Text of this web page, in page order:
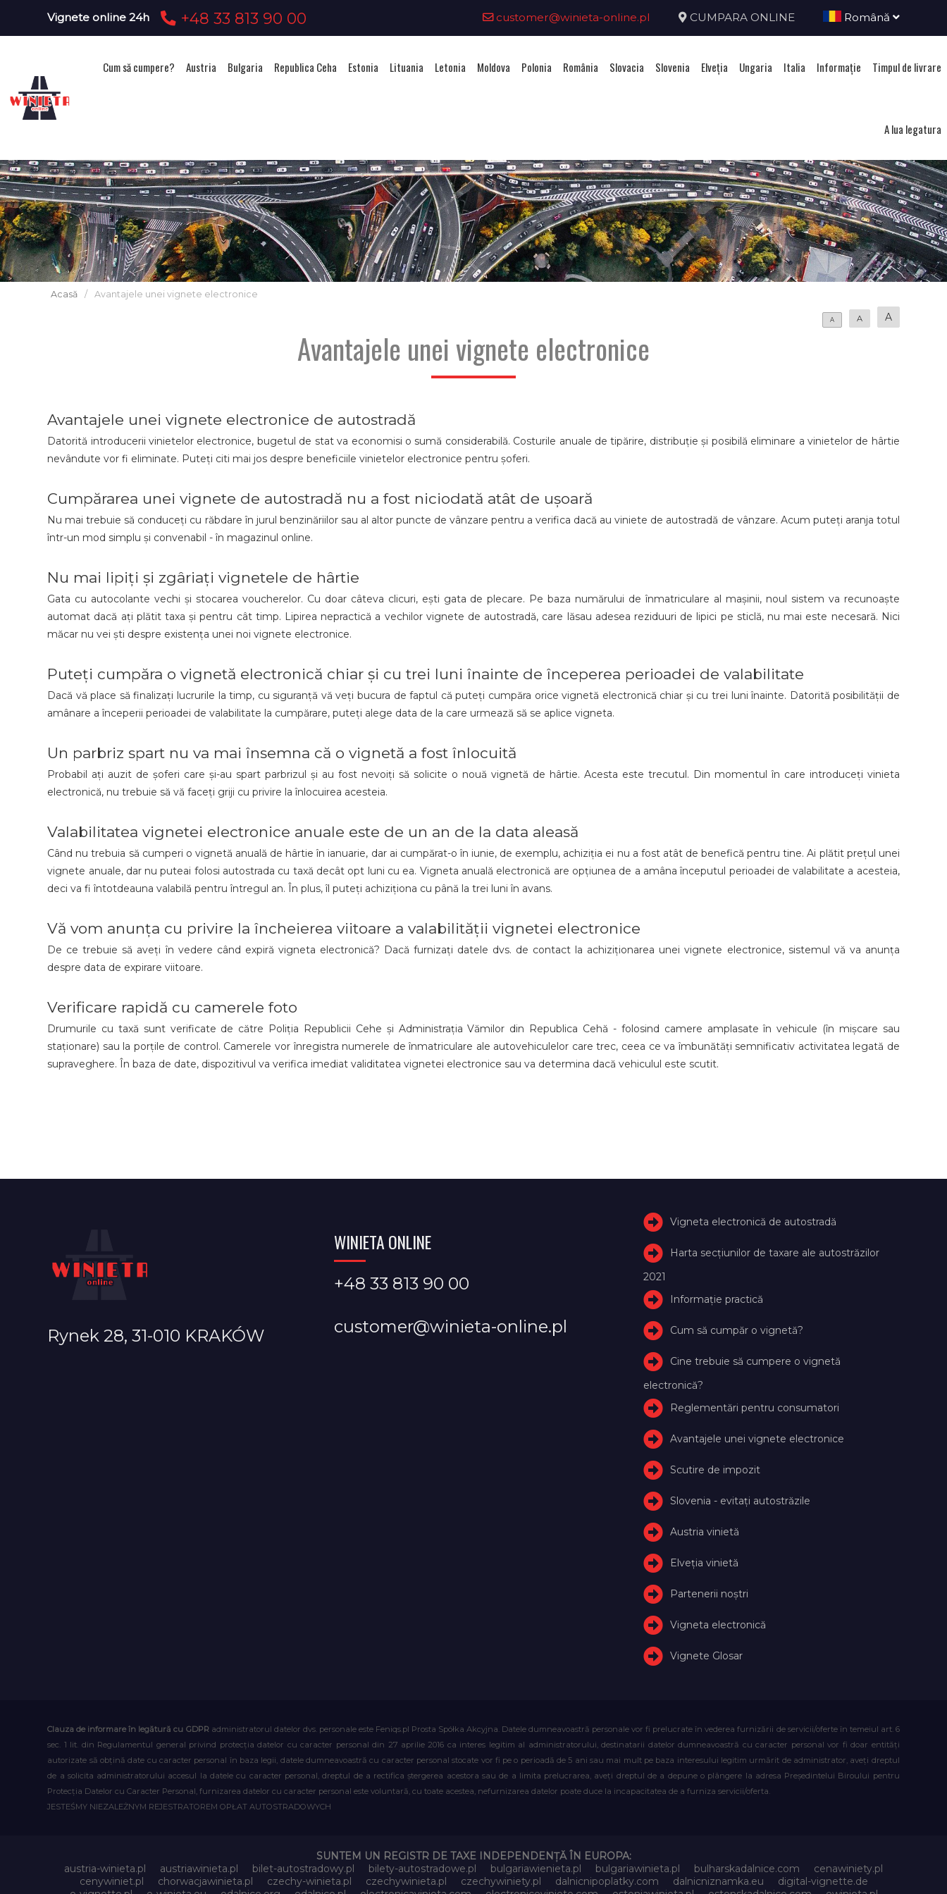
Vignete online 24h +48 33 813 90 00 customer@winieta-online.pl CUMPARA ONLINE Română
Cum să cumpere? Austria Bulgaria Republica Ceha Estonia Lituania Letonia Moldova Polonia România Slovacia Slovenia Elveţia Ungaria Italia Informație Timpul de livrare
A lua legatura
Acasă / Avantajele unei vignete electronice
A A A
Avantajele unei vignete electronice
Avantajele unei vignete electronice de autostradă
Datorită introducerii vinietelor electronice, bugetul de stat va economisi o sumă considerabilă. Costurile anuale de tipărire, distribuție și posibilă eliminare a vinietelor de hârtie
nevândute vor fi eliminate. Puteți citi mai jos despre beneficiile vinietelor electronice pentru șoferi.
Cumpărarea unei vignete de autostradă nu a fost niciodată atât de ușoară
Nu mai trebuie să conduceți cu răbdare în jurul benzinăriilor sau al altor puncte de vânzare pentru a verifica dacă au viniete de autostradă de vânzare. Acum puteți aranja totul
într-un mod simplu și convenabil - în magazinul online.
Nu mai lipiți și zgâriați vignetele de hârtie
Gata cu autocolante vechi și stocarea voucherelor. Cu doar câteva clicuri, ești gata de plecare. Pe baza numărului de înmatriculare al mașinii, noul sistem va recunoaște
automat dacă ați plătit taxa și pentru cât timp. Lipirea nepractică a vechilor vignete de autostradă, care lăsau adesea reziduuri de lipici pe sticlă, nu mai este necesară. Nici
măcar nu vei ști despre existența unei noi vignete electronice.
Puteți cumpăra o vignetă electronică chiar și cu trei luni înainte de începerea perioadei de valabilitate
Dacă vă place să finalizați lucrurile la timp, cu siguranță vă veți bucura de faptul că puteți cumpăra orice vignetă electronică chiar și cu trei luni înainte. Datorită posibilității de
amânare a începerii perioadei de valabilitate la cumpărare, puteți alege data de la care urmează să se aplice vigneta.
Un parbriz spart nu va mai însemna că o vignetă a fost înlocuită
Probabil ați auzit de șoferi care și-au spart parbrizul și au fost nevoiți să solicite o nouă vignetă de hârtie. Acesta este trecutul. Din momentul în care introduceți vinieta
electronică, nu trebuie să vă faceți griji cu privire la înlocuirea acesteia.
Valabilitatea vignetei electronice anuale este de un an de la data aleasă
Când nu trebuia să cumperi o vignetă anuală de hârtie în ianuarie, dar ai cumpărat-o în iunie, de exemplu, achiziția ei nu a fost atât de benefică pentru tine. Ai plătit prețul unei
vignete anuale, dar nu puteai folosi autostrada cu taxă decât opt ​​luni cu ea. Vigneta anuală electronică are opțiunea de a amâna începutul perioadei de valabilitate a acesteia,
deci va fi întotdeauna valabilă pentru întregul an. În plus, îl puteți achiziționa cu până la trei luni în avans.
Vă vom anunța cu privire la încheierea viitoare a valabilității vignetei electronice
De ce trebuie să aveți în vedere când expiră vigneta electronică? Dacă furnizați datele dvs. de contact la achiziționarea unei vignete electronice, sistemul vă va anunța
despre data de expirare viitoare.
Verificare rapidă cu camerele foto
Drumurile cu taxă sunt verificate de către Poliția Republicii Cehe și Administrația Vămilor din Republica Cehă - folosind camere amplasate în vehicule (în mișcare sau
staționare) sau la porțile de control. Camerele vor înregistra numerele de înmatriculare ale autovehiculelor care trec, ceea ce va îmbunătăți semnificativ activitatea legată de
supraveghere. În baza de date, dispozitivul va verifica imediat validitatea vignetei electronice sau va determina dacă vehiculul este scutit.
Rynek 28, 31-010 KRAKÓW
WINIETA ONLINE
+48 33 813 90 00
customer@winieta-online.pl
Vigneta electronică de autostradă
Harta secțiunilor de taxare ale autostrăzilor
2021
Informație practică
Cum să cumpăr o vignetă?
Cine trebuie să cumpere o vignetă
electronică?
Reglementări pentru consumatori
Avantajele unei vignete electronice
Scutire de impozit
Slovenia - evitați autostrăzile
Austria vinietă
Elveţia vinietă
Partenerii noștri
Vigneta electronică
Vignete Glosar
Clauza de informare în legătură cu GDPR administratorul datelor dvs. personale este Feniqs.pl Prosta Spółka Akcyjna. Datele dumneavoastră personale vor fi prelucrate în vederea furnizării de servicii/oferte în temeiul art. 6
sec. 1 lit. din Regulamentul general privind protecția datelor cu caracter personal din 27 aprilie 2016 ca interes legitim al administratorului, destinatarii datelor dumneavoastră cu caracter personal vor fi doar entități
autorizate să obțină date cu caracter personal în baza legii, datele dumneavoastră cu caracter personal stocate vor fi pe o perioadă de 5 ani sau mai mult pe baza interesului legitim urmărit de administrator, aveți dreptul
de a solicita administratorului accesul la datele cu caracter personal, dreptul de a rectifica ștergerea acestora sau de a limita prelucrarea, aveți dreptul de a depune o plângere la adresa Președintelui Biroului pentru
Protecția Datelor cu Caracter Personal, furnizarea datelor cu caracter personal este voluntară, cu toate acestea, nefurnizarea datelor poate duce la incapacitatea de a furniza servicii/oferta.
JESTEŚMY NIEZALEŻNYM REJESTRATOREM OPŁAT AUTOSTRADOWYCH
SUNTEM UN REGISTR DE TAXE INDEPENDENȚĂ ÎN EUROPA:
austria-winieta.pl
austriawinieta.pl bilet-autostradowy.pl bilety-autostradowe.pl bulgariawienieta.pl bulgariawinieta.pl bulharskadalnice.com
cenawiniety.pl
cenywiniet.pl
chorwacjawinieta.pl czechy-winieta.pl czechywinieta.pl czechywiniety.pl dalnicnipoplatky.com dalnicniznamka.eu
digital-vignette.de